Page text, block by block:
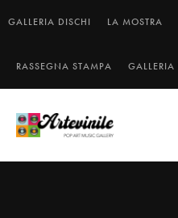
GALLERIA DISCHI LA MOSTRA
RASSEGNA STAMPA GALLERIA